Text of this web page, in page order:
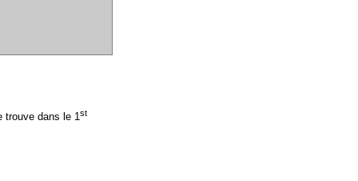
trouve dans le 1st